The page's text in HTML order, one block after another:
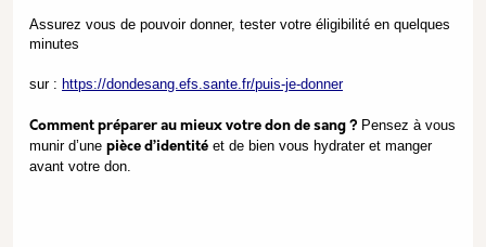
Assurez vous de pouvoir donner, tester votre éligibilité en quelques
minutes
sur : https://dondesang.efs.sante.fr/puis-je-donner
Comment préparer au mieux votre don de sang ? Pensez à vous
munir d’une pièce d’identité et de bien vous hydrater et manger
avant votre don.